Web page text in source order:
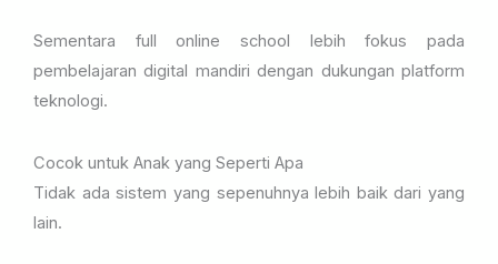
Sementara full online school lebih fokus pada
pembelajaran digital mandiri dengan dukungan platform
teknologi.
Cocok untuk Anak yang Seperti Apa
Tidak ada sistem yang sepenuhnya lebih baik dari yang
lain.